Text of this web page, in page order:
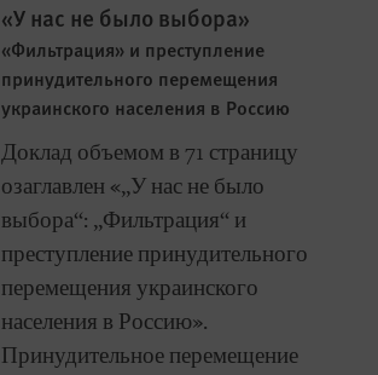
«У нас не было выбора»
«Фильтрация» и преступление
принудительного перемещения
украинского населения в Россию
Доклад объемом в 71 страницу
озаглавлен «„У нас не было
выбора“: „Фильтрация“ и
преступление принудительного
перемещения украинского
населения в Россию».
Принудительное перемещение